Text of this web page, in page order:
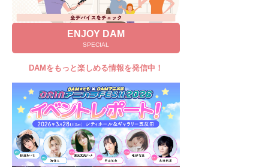
DAMの新曲・ランキングなど
カラオケ最新情報をチェック！
自宅でカラオケ歌い放題！
家族や友達と一緒に！練習にも！
ENJOY DAM
SPECIAL
DAMをもっと楽しめる情報を発信中！